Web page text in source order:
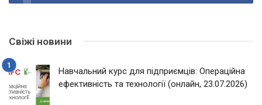
Свіжі новини
Навчальний курс для підприємців: Операційна
ефективність та технології (онлайн, 23.07.2026)